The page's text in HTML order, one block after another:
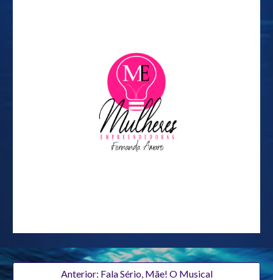
Anterior: Fala Sério, Mãe! O Musical